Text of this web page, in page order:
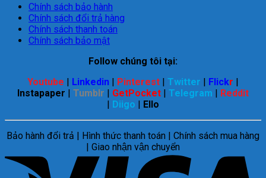
Chính sách bảo hành
Chính sách đổi trả hàng
Chính sách thanh toán
Chính sách bảo mật
Follow chúng tôi tại:
Youtube | Linkedin | Pinterest | Twitter | Flickr |
Instapaper | Tumblr | GetPocket | Telegram | Reddit
| Diigo | Ello
Bảo hành đổi trả | Hình thức thanh toán | Chính sách mua hàng
| Giao nhận vận chuyển